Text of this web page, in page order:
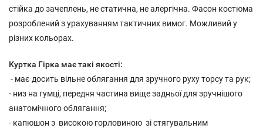
стійка до зачеплень, не статична, не алергічна. Фасон костюма
розроблений з урахуванням тактичних вимог. Можливий у
різних кольорах.
Куртка Гірка має такі якості:
- має досить вільне облягання для зручного руху торсу та рук;
- низ на гумці, передня частина вище задньої для зручнішого
анатомічного облягання;
- капюшон з високою горловиною зі стягувальним